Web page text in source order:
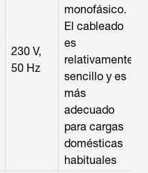
230 V,
50 Hz
monofásico.
El cableado
es
relativamente
sencillo y es
más
adecuado
para cargas
domésticas
habituales